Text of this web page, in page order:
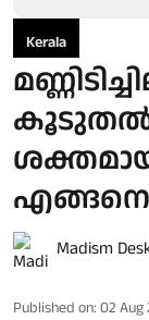
Kerala
കൂടുതൽ
എങ്ങനെ
Madism
Published on: 02 Aug